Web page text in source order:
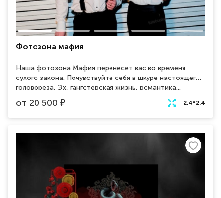
Фотозона мафия
Наша фотозона Мафия перенесет вас во временя
сухого закона. Почувствуйте себя в шкуре настоящего
головореза. Эх, гангстерская жизнь, романтика...
Разборки, погони, перестрелки, вкус виски и запах
сигар, оружие и женщины. Именно эту атмосферу
передает данная фотозона. Идеальное решение для
от 20 500 ₽ 2.4*2.4